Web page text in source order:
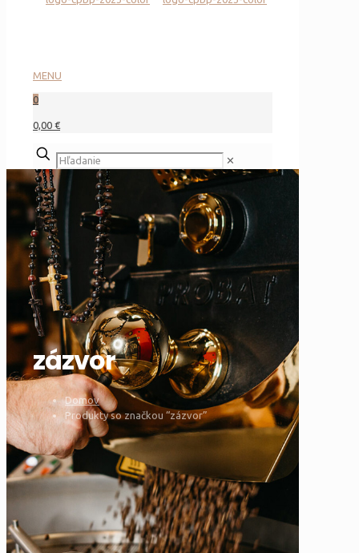
MENU
0
0,00 €
✕
zázvor
Domov
Produkty so značkou “zázvor”